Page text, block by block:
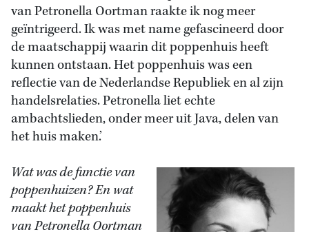
van Petronella Oortman raakte ik nog meer
geïntrigeerd. Ik was met name gefascineerd door
de maatschappij waarin dit poppenhuis heeft
kunnen ontstaan. Het poppenhuis was een
reflectie van de Nederlandse Republiek en al zijn
handelsrelaties. Petronella liet echte
ambachtslieden, onder meer uit Java, delen van
het huis maken.’
Wat was de functie van
poppenhuizen? En wat
maakt het poppenhuis
van Petronella Oortman